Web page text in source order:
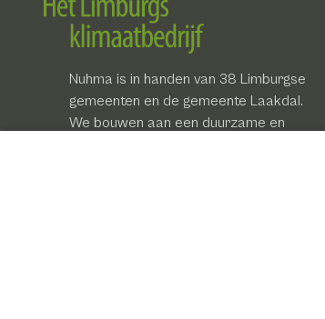
Nuhma is in handen van 38 Limburgse
gemeenten en de gemeente Laakdal.
We bouwen aan een duurzame en